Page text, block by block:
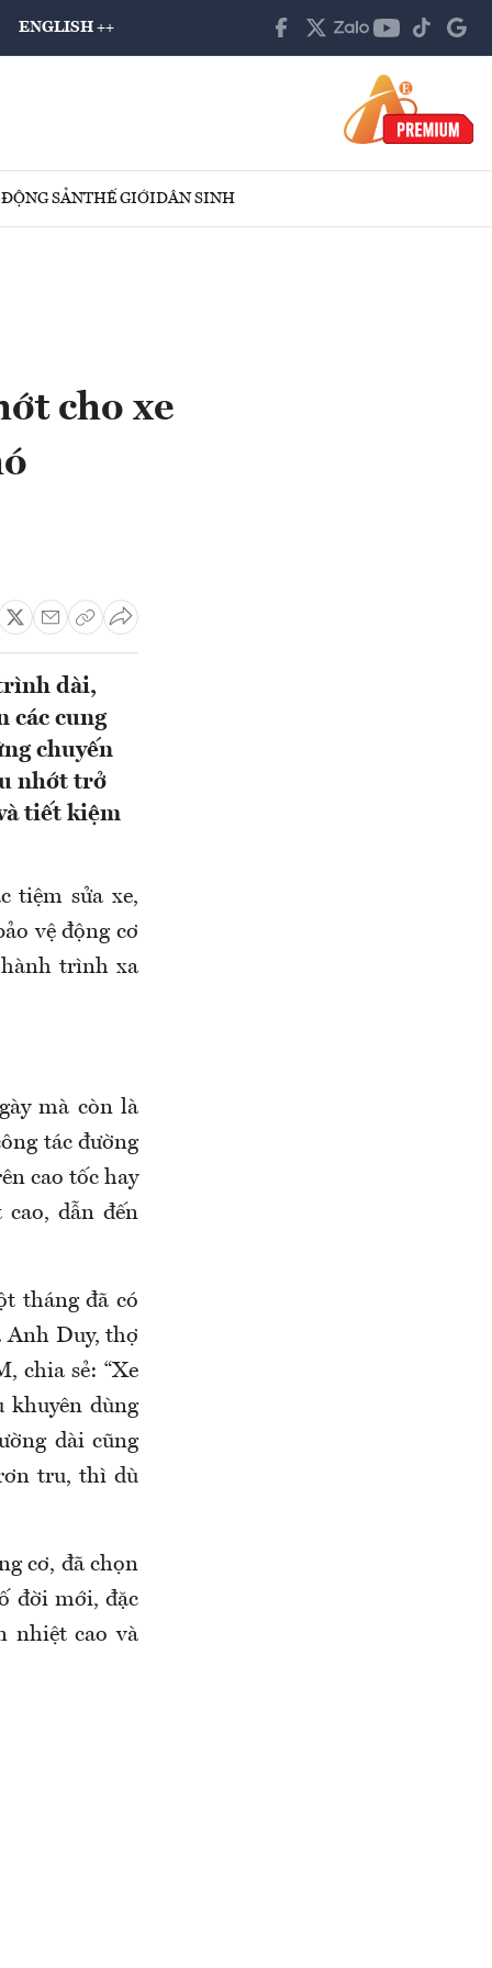
ENGLISH ++
SẢNTHẾ GIỚIDÂN SINH
cho xe
dài,
các cung
chuyến
nhớt trở
tiết kiệm
tiệm sửa xe,
vệ động cơ
trình xa
mà còn là
tác đường
cao tốc hay
dẫn đến
tháng đã có
Anh Duy, thợ
chia sẻ: “Xe
khuyên dùng
dài cũng
tru, thì dù
cơ, đã chọn
đời mới, đặc
nhiệt cao và